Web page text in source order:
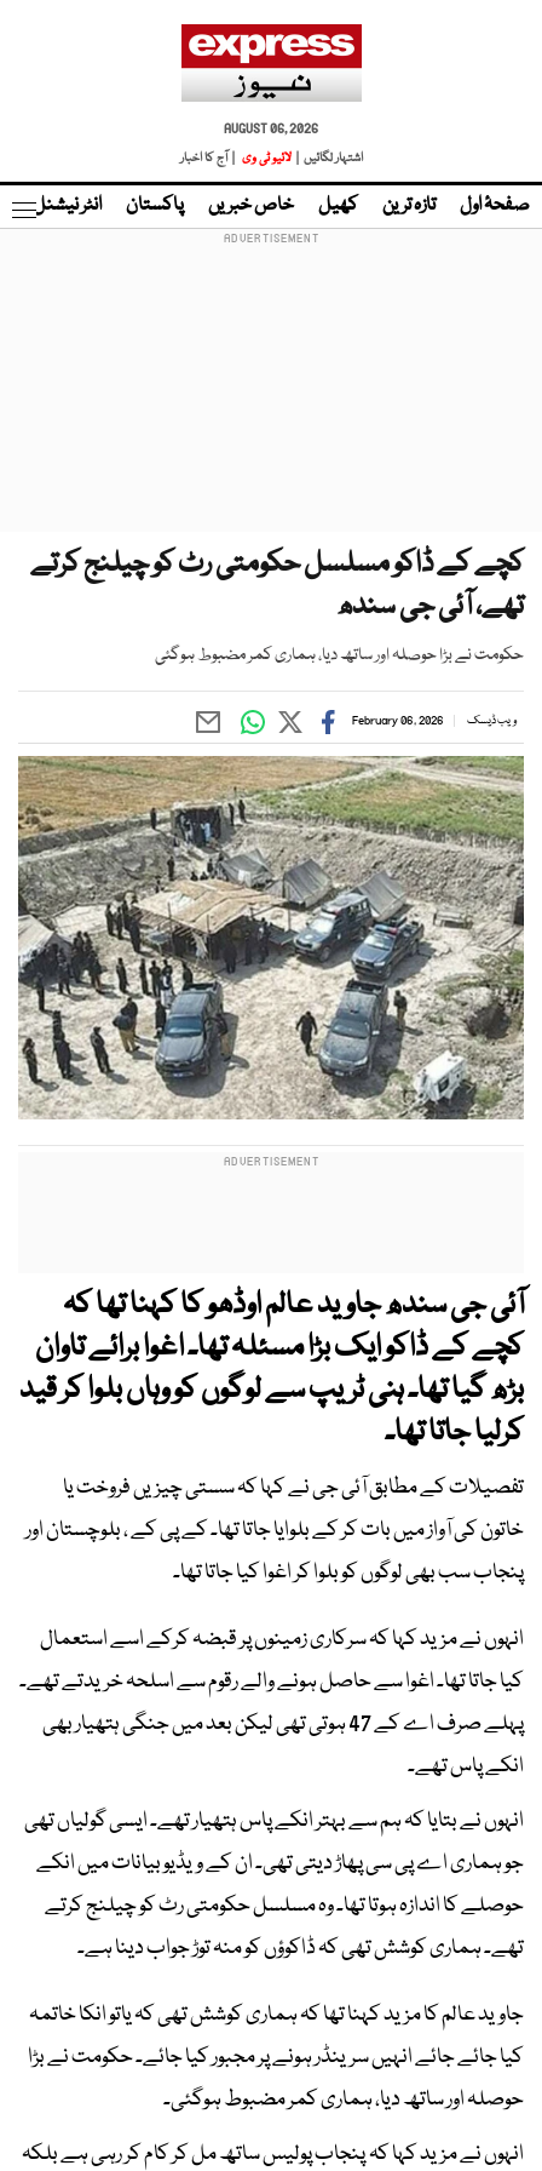
AUGUST 06, 2026
اشتہار لگائیں |
لائیو ٹی وی | آج کا اخبار
صفحۂ اول تازہ ترین کھیل خاص خبریں پاکستان انٹر نیشنل
کچے کے ڈاکو مسلسل حکومتی رٹ کو چیلنج کرتے
تھے، آئی جی سندھ
حکومت نے بڑا حوصلہ اور ساتھ دیا، ہماری کمر مضبوط ہوگئی
ویب ڈیسک February 06, 2026
آئی جی سندھ جاوید عالم اوڈھو کا کہنا تھا کہ
کچے کے ڈاکو ایک بڑا مسئلہ تھا۔ اغوا برائے تاوان
بڑھ گیا تھا۔ ہنی ٹریپ سے لوگوں کو وہاں بلوا کر قید
کرلیا جاتا تھا۔
تفصیلات کے مطابق آئی جی نے کہا کہ سستی چیزیں فروخت یا
خاتون کی آواز میں بات کر کے بلوایا جاتا تھا۔ کے پی کے ، بلوچستان اور
پنجاب سب بھی لوگوں کو بلوا کر اغوا کیا جاتا تھا۔
انہوں نے مزید کہا کہ سرکاری زمینوں پر قبضہ کرکے اسے استعمال
کیا جاتا تھا۔ اغوا سے حاصل ہونے والے رقوم سے اسلحہ خریدتے تھے۔
پہلے صرف اے کے 47 ہوتی تھی لیکن بعد میں جنگی ہتھیار بھی
انکے پاس تھے۔
انہوں نے بتایا کہ ہم سے بہتر انکے پاس ہتھیار تھے۔ ایسی گولیاں تھی
جو ہماری اے پی سی پھاڑ دیتی تھی۔ ان کے ویڈیو بیانات میں انکے
حوصلے کا اندازہ ہوتا تھا۔ وہ مسلسل حکومتی رٹ کو چیلنج کرتے
تھے۔ ہماری کوشش تھی کہ ڈاکوؤں کو منہ توڑ جواب دینا ہے۔
جاوید عالم کا مزید کہنا تھا کہ ہماری کوشش تھی کہ یاتو انکا خاتمہ
کیا جائے جائے انہیں سرینڈر ہونے پر مجبور کیا جائے۔ حکومت نے بڑا
حوصلہ اور ساتھ دیا، ہماری کمر مضبوط ہوگئی۔
انہوں نے مزید کہا کہ پنجاب پولیس ساتھ مل کر کام کر رہی ہے بلکہ